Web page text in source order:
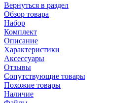
Вернуться в раздел
Обзор товара
Набор
Комплект
Описание
Характеристики
Аксессуары
Отзывы
Сопутствующие товары
Похожие товары
Наличие